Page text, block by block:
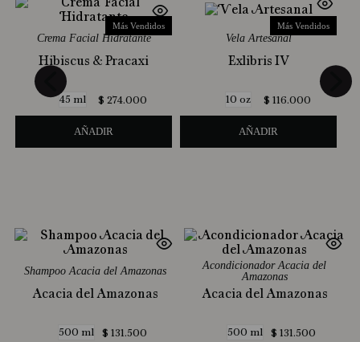
Más Vendidos
Crema Facial Hidratante
Hibiscus & Pracaxi
45 ml $ 274.000
AÑADIR
Más Vendidos
Vela Artesanal
Exlibris IV
10 oz $ 116.000
AÑADIR
Shampoo Acacia del Amazonas
Acacia del Amazonas
500 ml $ 131.500
Acondicionador Acacia del
Amazonas
Acacia del Amazonas
500 ml $ 131.500